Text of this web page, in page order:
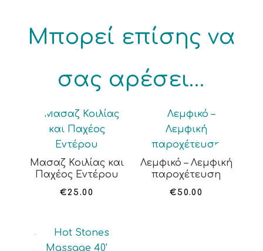
Μπορεί επίσης να
σας αρέσει…
Μασαζ Κοιλίας και
Παχέος Εντέρου
€25.00
Λεμφικό – Λεμφική
παροχέτευση
€50.00